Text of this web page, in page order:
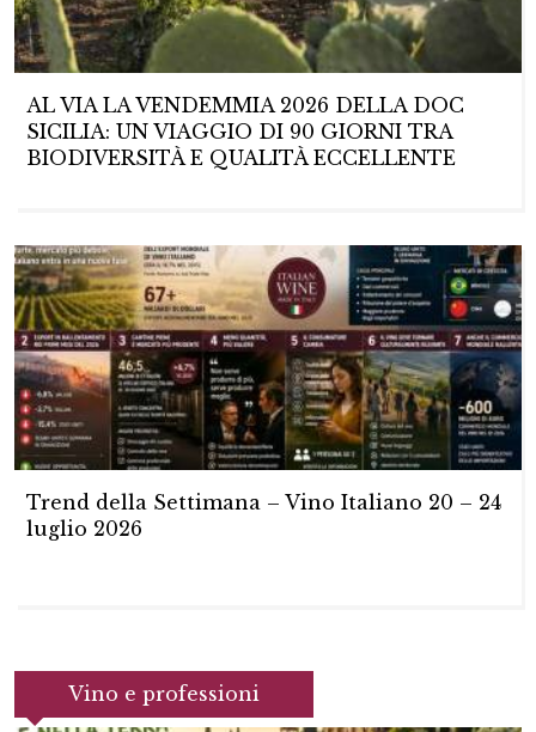
AL VIA LA VENDEMMIA 2026 DELLA DOC
SICILIA: UN VIAGGIO DI 90 GIORNI TRA
BIODIVERSITÀ E QUALITÀ ECCELLENTE
Trend della Settimana – Vino Italiano 20 – 24
luglio 2026
Vino e professioni